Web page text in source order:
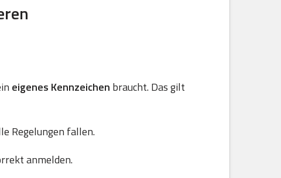
eigenes Kennzeichen braucht. Das gilt
Regelungen fallen.
anmelden.